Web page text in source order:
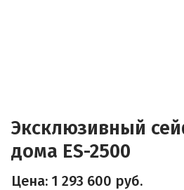
Эксклюзивный
дома ES-2500
Цена: 1 293 600 руб.